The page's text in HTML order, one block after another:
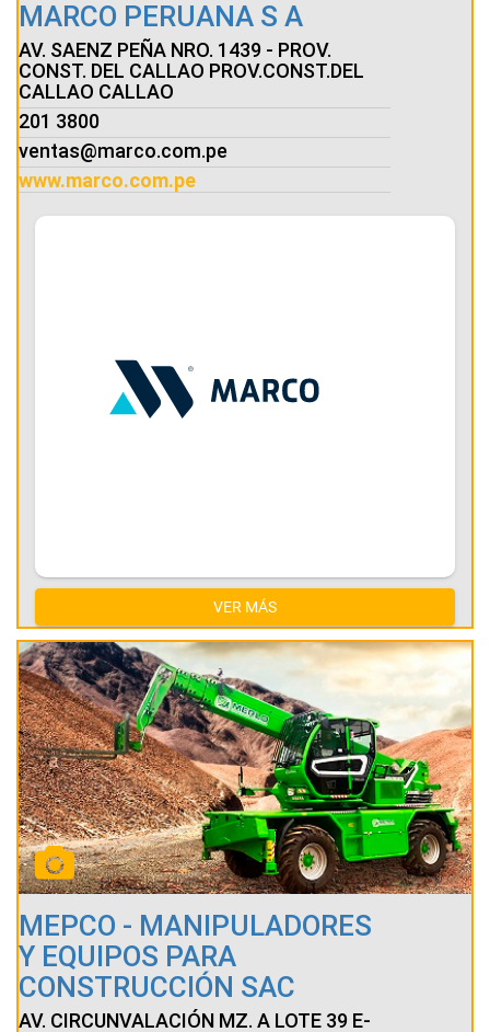
MARCO PERUANA S A
AV. SAENZ PEÑA NRO. 1439 - PROV.
CONST. DEL CALLAO PROV.CONST.DEL
CALLAO CALLAO
201 3800
ventas@marco.com.pe
www.marco.com.pe
VER MÁS
MEPCO - MANIPULADORES
Y EQUIPOS PARA
CONSTRUCCIÓN SAC
AV. CIRCUNVALACIÓN MZ. A LOTE 39 E-